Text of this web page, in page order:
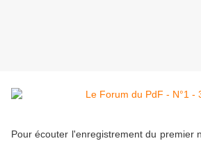
Pour écouter l'enregistrement du premier